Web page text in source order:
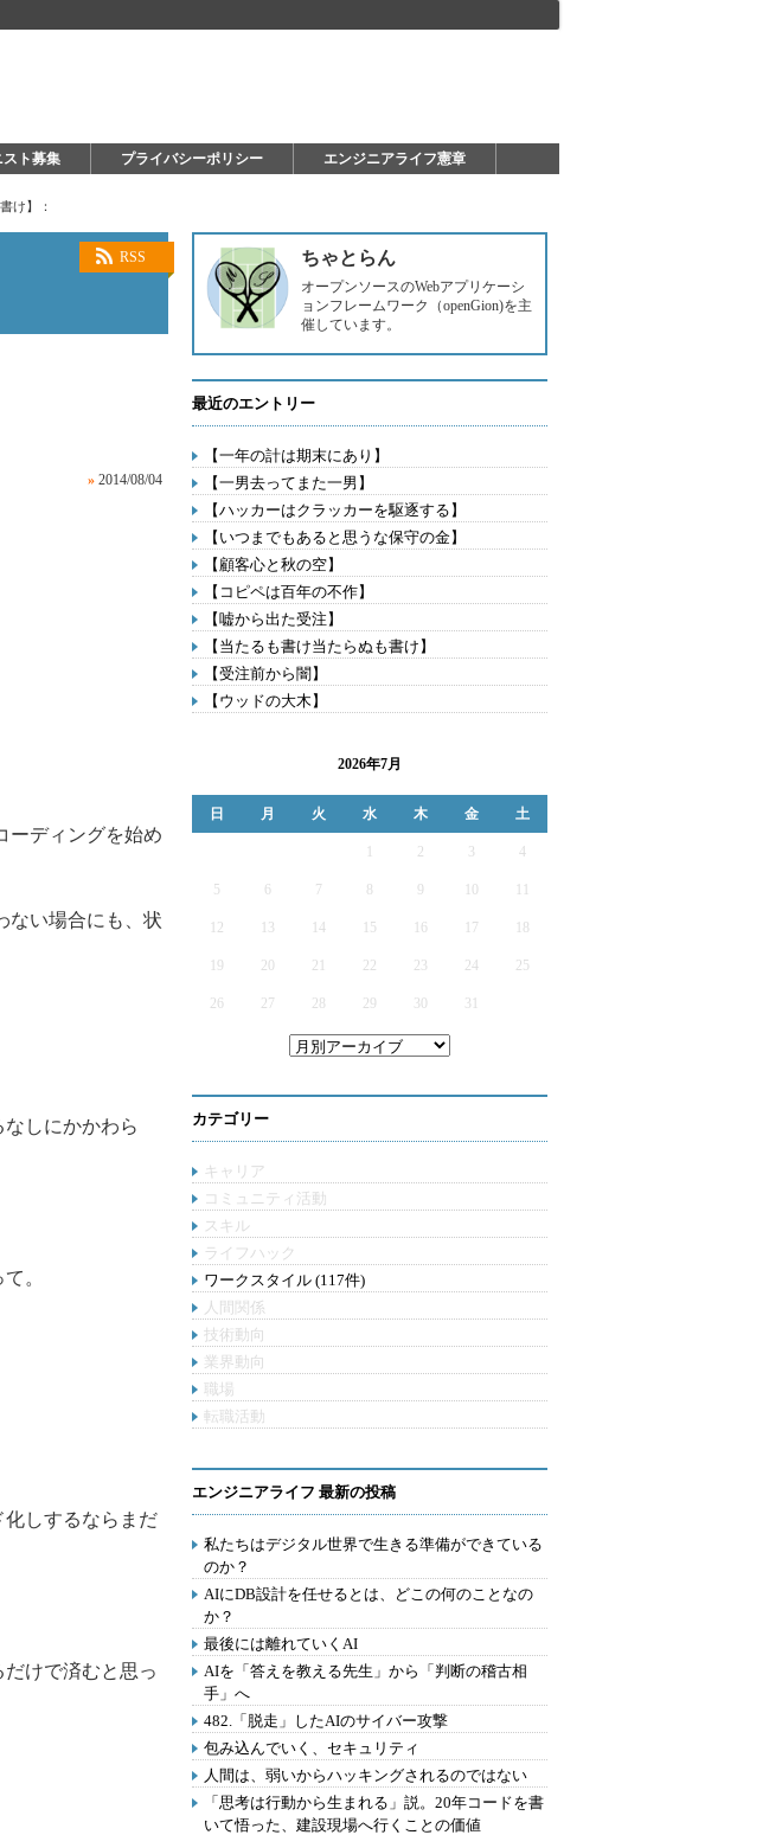
スト募集 プライバシーポリシー エンジニアライフ憲章
け】：
RSS
» 2014/08/04
ーディングを始め
ない場合にも、状
しにかかわら
。
しするならまだ
けで済むと思っ
ちゃとらん
オープンソースのWebアプリケーシ
ョンフレームワーク（openGion)を主
催しています。
最近のエントリー
【一年の計は期末にあり】
【一男去ってまた一男】
【ハッカーはクラッカーを駆逐する】
【いつまでもあると思うな保守の金】
【顧客心と秋の空】
【コピペは百年の不作】
【嘘から出た受注】
【当たるも書け当たらぬも書け】
【受注前から闇】
【ウッドの大木】
2026年7月
日 月 火 水 木 金 土
2 3 4
5 6 7 9
12 13 14 15 16 17
19 20 21 22 23 24 25
26 27 28 29 30 31
カテゴリー
キャリア
コミュニティ活動
スキル
ライフハック
ワークスタイル (117件)
人間関係
技術動向
業界動向
職場
転職活動
エンジニアライフ 最新の投稿
私たちはデジタル世界で生きる準備ができている
のか？
AIにDB設計を任せるとは、どこの何のことなの
か？
最後には離れていくAI
AIを「答えを教える先生」から「判断の稽古相
手」へ
482.「脱走」したAIのサイバー攻撃
包み込んでいく、セキュリティ
人間は、弱いからハッキングされるのではない
「思考は行動から生まれる」説。20年コードを書
いて悟った、建設現場へ行くことの価値